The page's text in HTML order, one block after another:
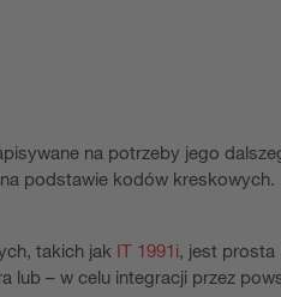
na potrzeby jego
podstawie kodów kreskowych.
takich jak IT 1991i, jest prosta
lub – w celu integracji przez